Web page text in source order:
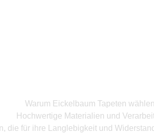
Warum Eickelbaum Tapeten
Hochwertige Materialien und
die für ihre Langlebigkeit und